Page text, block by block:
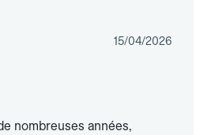
15/04/2026
nombreuses années,